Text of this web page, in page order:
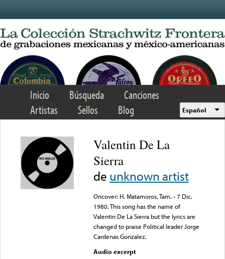
Inicio Búsqueda
Canciones
Artistas
Sellos Blog Español
Valentin De La
Sierra
de unknown artist
Oncover: H. Matamoros, Tam. - 7 Dic.
1980. This song has the name of
Valentin De La Sierra but the lyrics are
changed to praise Political leader Jorge
Cardenas Gonzalez.
Audio excerpt